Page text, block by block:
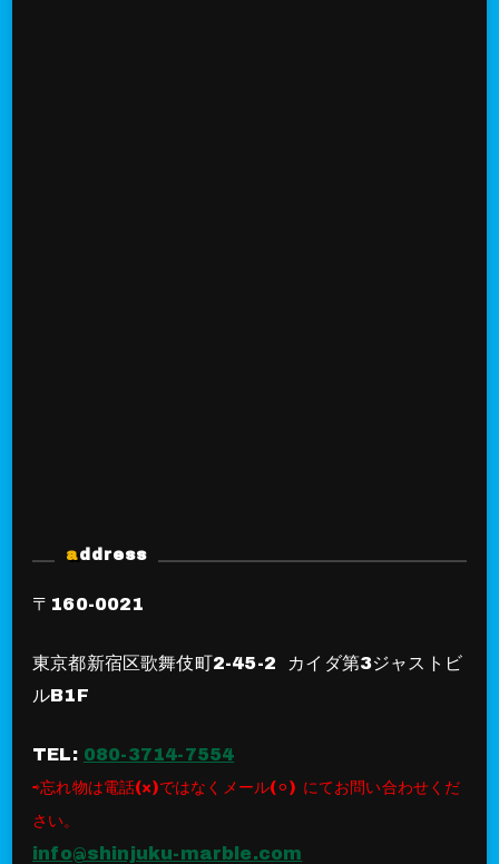
address
〒160-0021
東京都新宿区歌舞伎町2-45-2 カイダ第3ジャストビ
ルB1F
TEL: 080-3714-7554
⇨忘れ物は電話(×)ではなくメール(⚪︎) にてお問い合わせくだ
さい。
info@shinjuku-marble.com